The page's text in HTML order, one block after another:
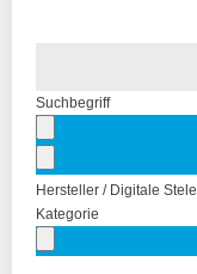
Suchbegriff
Hersteller / Digitale Stele
Kategorie